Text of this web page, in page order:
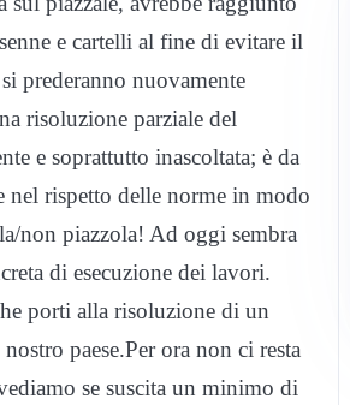
e cartelli al fine di evitare il
prederanno nuovamente
risoluzione parziale del
e soprattutto inascoltata; è da
nel rispetto delle norme in modo
non piazzola! Ad oggi sembra
di esecuzione dei lavori.
porti alla risoluzione di un
paese.Per ora non ci resta
se suscita un minimo di